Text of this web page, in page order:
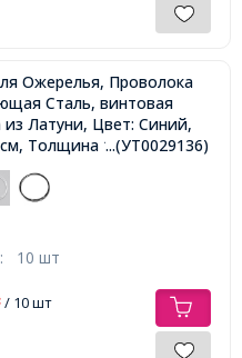
Ожерелья, Проволока
Сталь, винтовая
из Латуни, Цвет: Синий,
Толщина 1мм,...(УТ0029136)
10 шт
/ 10 шт